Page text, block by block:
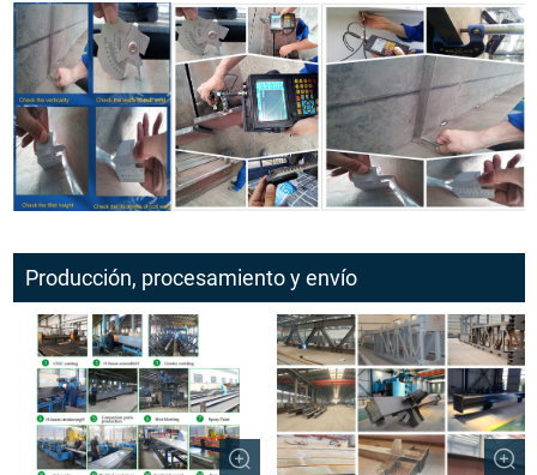
Producción, procesamiento y envío